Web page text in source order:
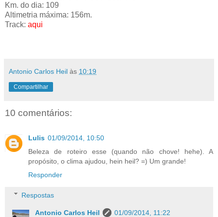
Km. do dia: 109
Altimetria máxima: 156m.
Track: aqui
Antonio Carlos Heil às 10:19
Compartilhar
10 comentários:
Lulis 01/09/2014, 10:50
Beleza de roteiro esse (quando não chove! hehe). A
propósito, o clima ajudou, hein heil? =) Um grande!
Responder
Respostas
Antonio Carlos Heil
01/09/2014, 11:22